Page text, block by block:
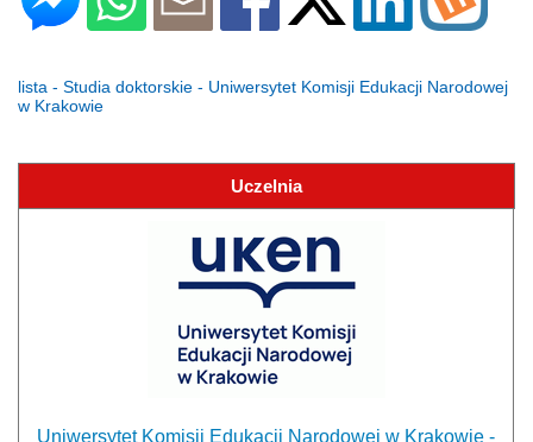
lista - Studia doktorskie - Uniwersytet Komisji Edukacji Narodowej
w Krakowie
Uczelnia
Uniwersytet Komisji Edukacji Narodowej w Krakowie -